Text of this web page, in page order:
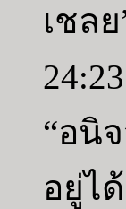
เชลย
“อนิ
อยู่ได้